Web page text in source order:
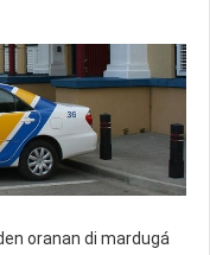
oranan di mardugá